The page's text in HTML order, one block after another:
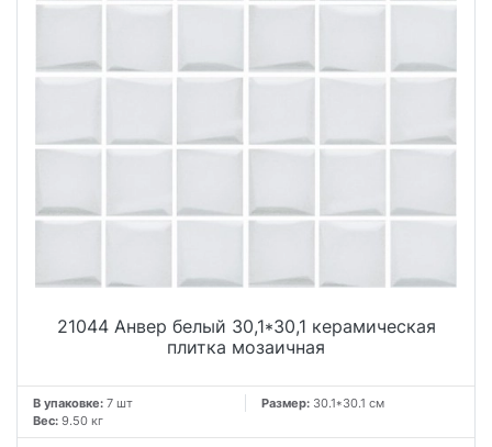
21044 Анвер белый 30,1*30,1 керамическая
плитка мозаичная
В упаковке: 7 шт Размер: 30.1*30.1 см
Вес: 9.50 кг